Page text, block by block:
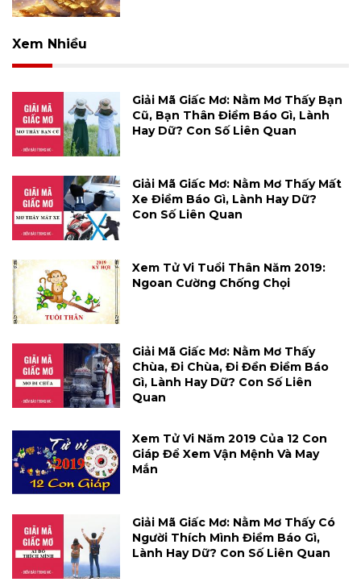
Xem Nhiều
Giải Mã Giấc Mơ: Nằm Mơ Thấy Bạn
Cũ, Bạn Thân Điềm Báo Gì, Lành
Hay Dữ? Con Số Liên Quan
Giải Mã Giấc Mơ: Nằm Mơ Thấy Mất
Xe Điềm Báo Gì, Lành Hay Dữ?
Con Số Liên Quan
Xem Tử Vi Tuổi Thân Năm 2019:
Ngoan Cường Chống Chọi
Giải Mã Giấc Mơ: Nằm Mơ Thấy
Chùa, Đi Chùa, Đi Đền Điềm Báo
Gì, Lành Hay Dữ? Con Số Liên
Quan
Xem Tử Vi Năm 2019 Của 12 Con
Giáp Để Xem Vận Mệnh Và May
Mắn
Giải Mã Giấc Mơ: Nằm Mơ Thấy Có
Người Thích Mình Điềm Báo Gì,
Lành Hay Dữ? Con Số Liên Quan